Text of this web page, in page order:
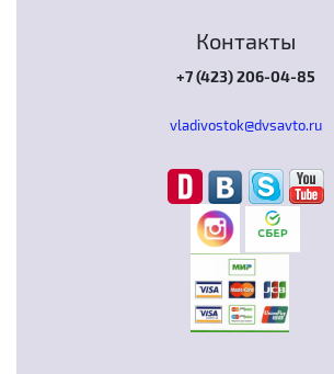
Контакты
+7 (423) 206-04-85
vladivostok@dvsavto.ru